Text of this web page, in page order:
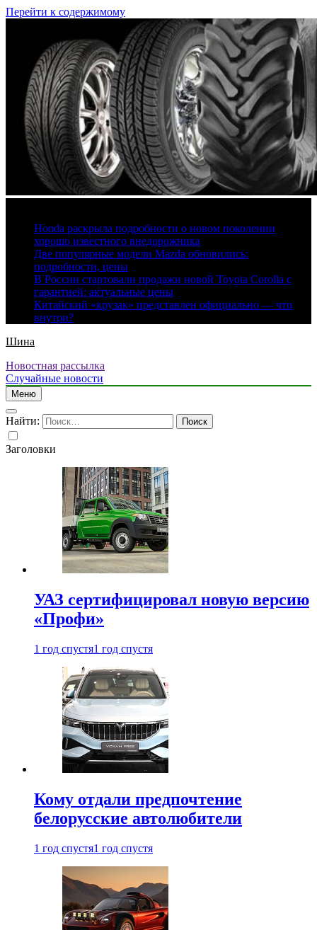
Перейти к содержимому
Honda раскрыла подробности о новом поколении
хорошо известного внедорожника
Две популярные модели Mazda обновились:
подробности, цены
В России стартовали продажи новой Toyota Corolla с
гарантией: актуальные цены
Китайский «крузак» представлен официально — что
внутри?
Шина
Новостная рассылка
Случайные новости
Меню
Найти:
Заголовки
УАЗ сертифицировал новую версию
«Профи»
1 год спустя1 год спустя
Кому отдали предпочтение
белорусские автолюбители
1 год спустя1 год спустя